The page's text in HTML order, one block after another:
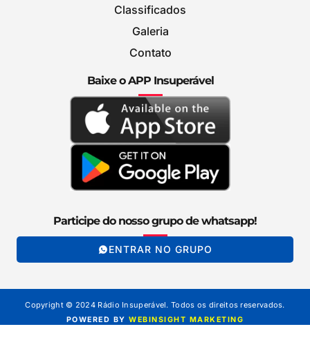
Classificados
Galeria
Contato
Baixe o APP Insuperável
Participe do nosso grupo de whatsapp!
ENTRAR NO GRUPO
Copyright © 2024 Rádio Insuperável. Todos os direitos reservados.
POWERED BYWEBINSIGHT MARKETING